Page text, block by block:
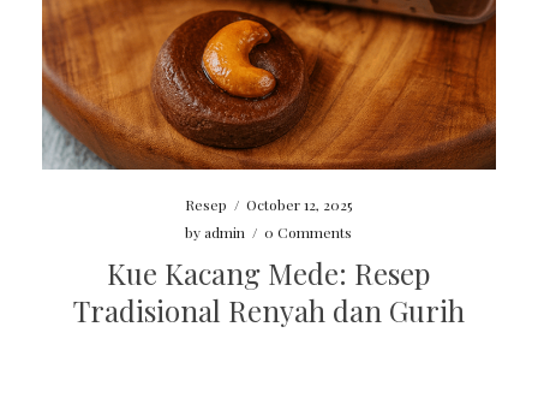
Resep / October 12, 2025
byadmin / 0 Comments
Kue Kacang Mede: Resep
Tradisional Renyah dan Gurih